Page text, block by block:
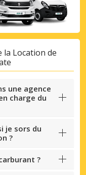
Location de
une agence
charge du
je sors du
?
?